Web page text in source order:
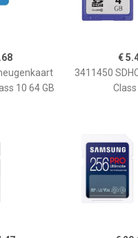
10 64 GB
€
3411450